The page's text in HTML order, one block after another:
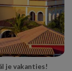
je vakanties!